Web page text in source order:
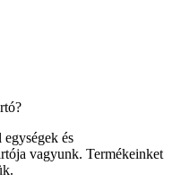
és
vagyunk. Termékeinket